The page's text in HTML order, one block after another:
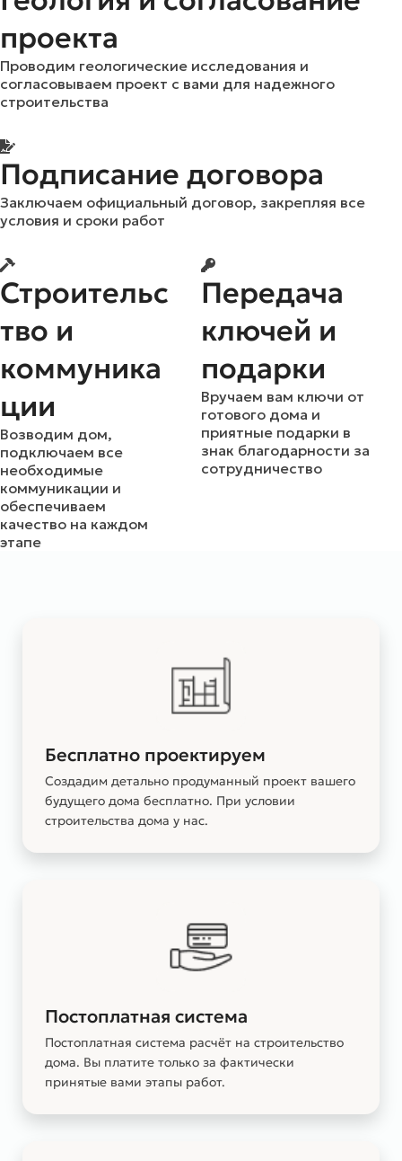
проекта
Проводим геологические исследования и
согласовываем проект с вами для надежного
строительства
Подписание договора
Заключаем официальный договор, закрепляя все
условия и сроки работ
Строительс
тво и
коммуника
ции
Возводим дом,
подключаем все
необходимые
коммуникации и
обеспечиваем
качество на каждом
этапе
Передача
ключей и
подарки
Вручаем вам ключи от
готового дома и
приятные подарки в
знак благодарности за
сотрудничество
Бесплатно проектируем
Создадим детально продуманный проект вашего
будущего дома бесплатно. При условии
строительства дома у нас.
Постоплатная система
Постоплатная система расчёт на строительство
дома. Вы платите только за фактически
принятые вами этапы работ.